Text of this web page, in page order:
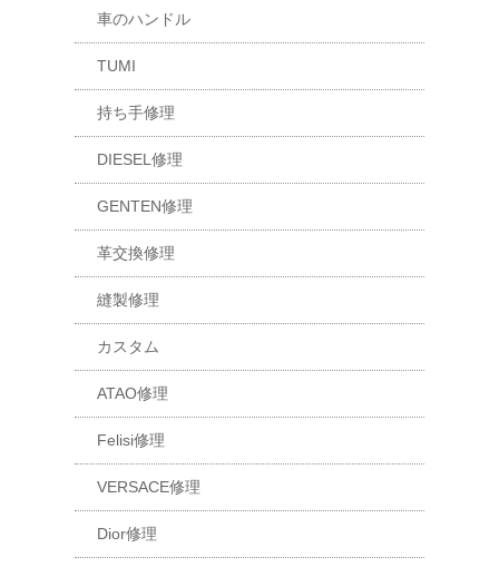
車のハンドル
TUMI
持ち手修理
DIESEL修理
GENTEN修理
革交換修理
縫製修理
カスタム
ATAO修理
Felisi修理
VERSACE修理
Dior修理